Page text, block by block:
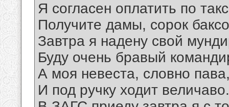
Я согласен оплатить по
Получите дамы, сорок
Завтра я надену свой
Буду очень бравый
А моя невеста, словно
И под ручку ходит величаво.